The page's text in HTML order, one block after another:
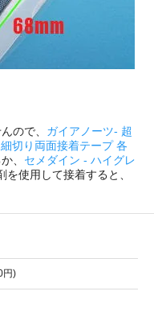
ので、 ガイアノーツ- 超
細切り両面接着テープ 各
、 セメダイン - ハイグレ
を使用して接着すると、
円)